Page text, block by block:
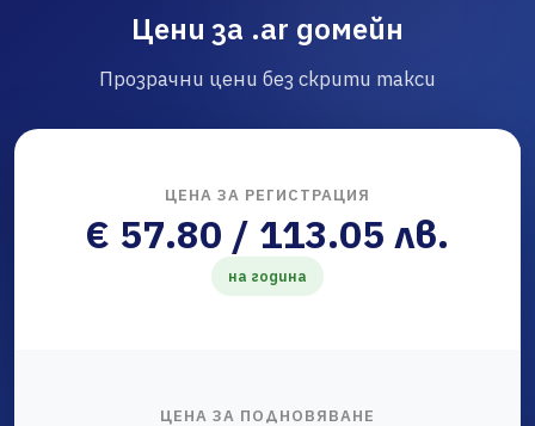
Цени за .ar домейн
Прозрачни цени без скрити такси
ЦЕНА ЗА РЕГИСТРАЦИЯ
€ 57.80 / 113.05 лв.
на година
ЦЕНА ЗА ПОДНОВЯВАНЕ